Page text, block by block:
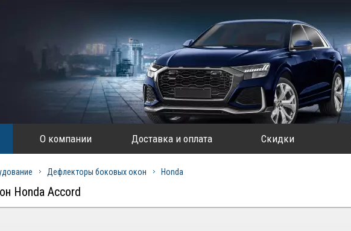
О компании Доставка и оплата Скидки
Дефлекторы боковых окон Honda
Honda Accord